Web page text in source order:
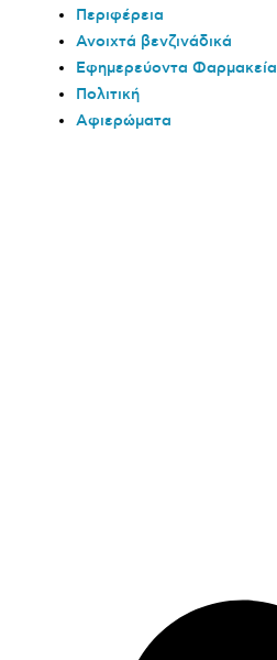
Περιφέρεια
Ανοιχτά βενζινάδικά
Εφημερεύοντα Φαρμακεία
Πολιτική
Αφιερώματα